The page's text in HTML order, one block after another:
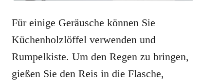
Für einige Geräusche können Sie
Küchenholzlöffel verwenden und
Rumpelkiste. Um den Regen zu bringen,
gießen Sie den Reis in die Flasche,